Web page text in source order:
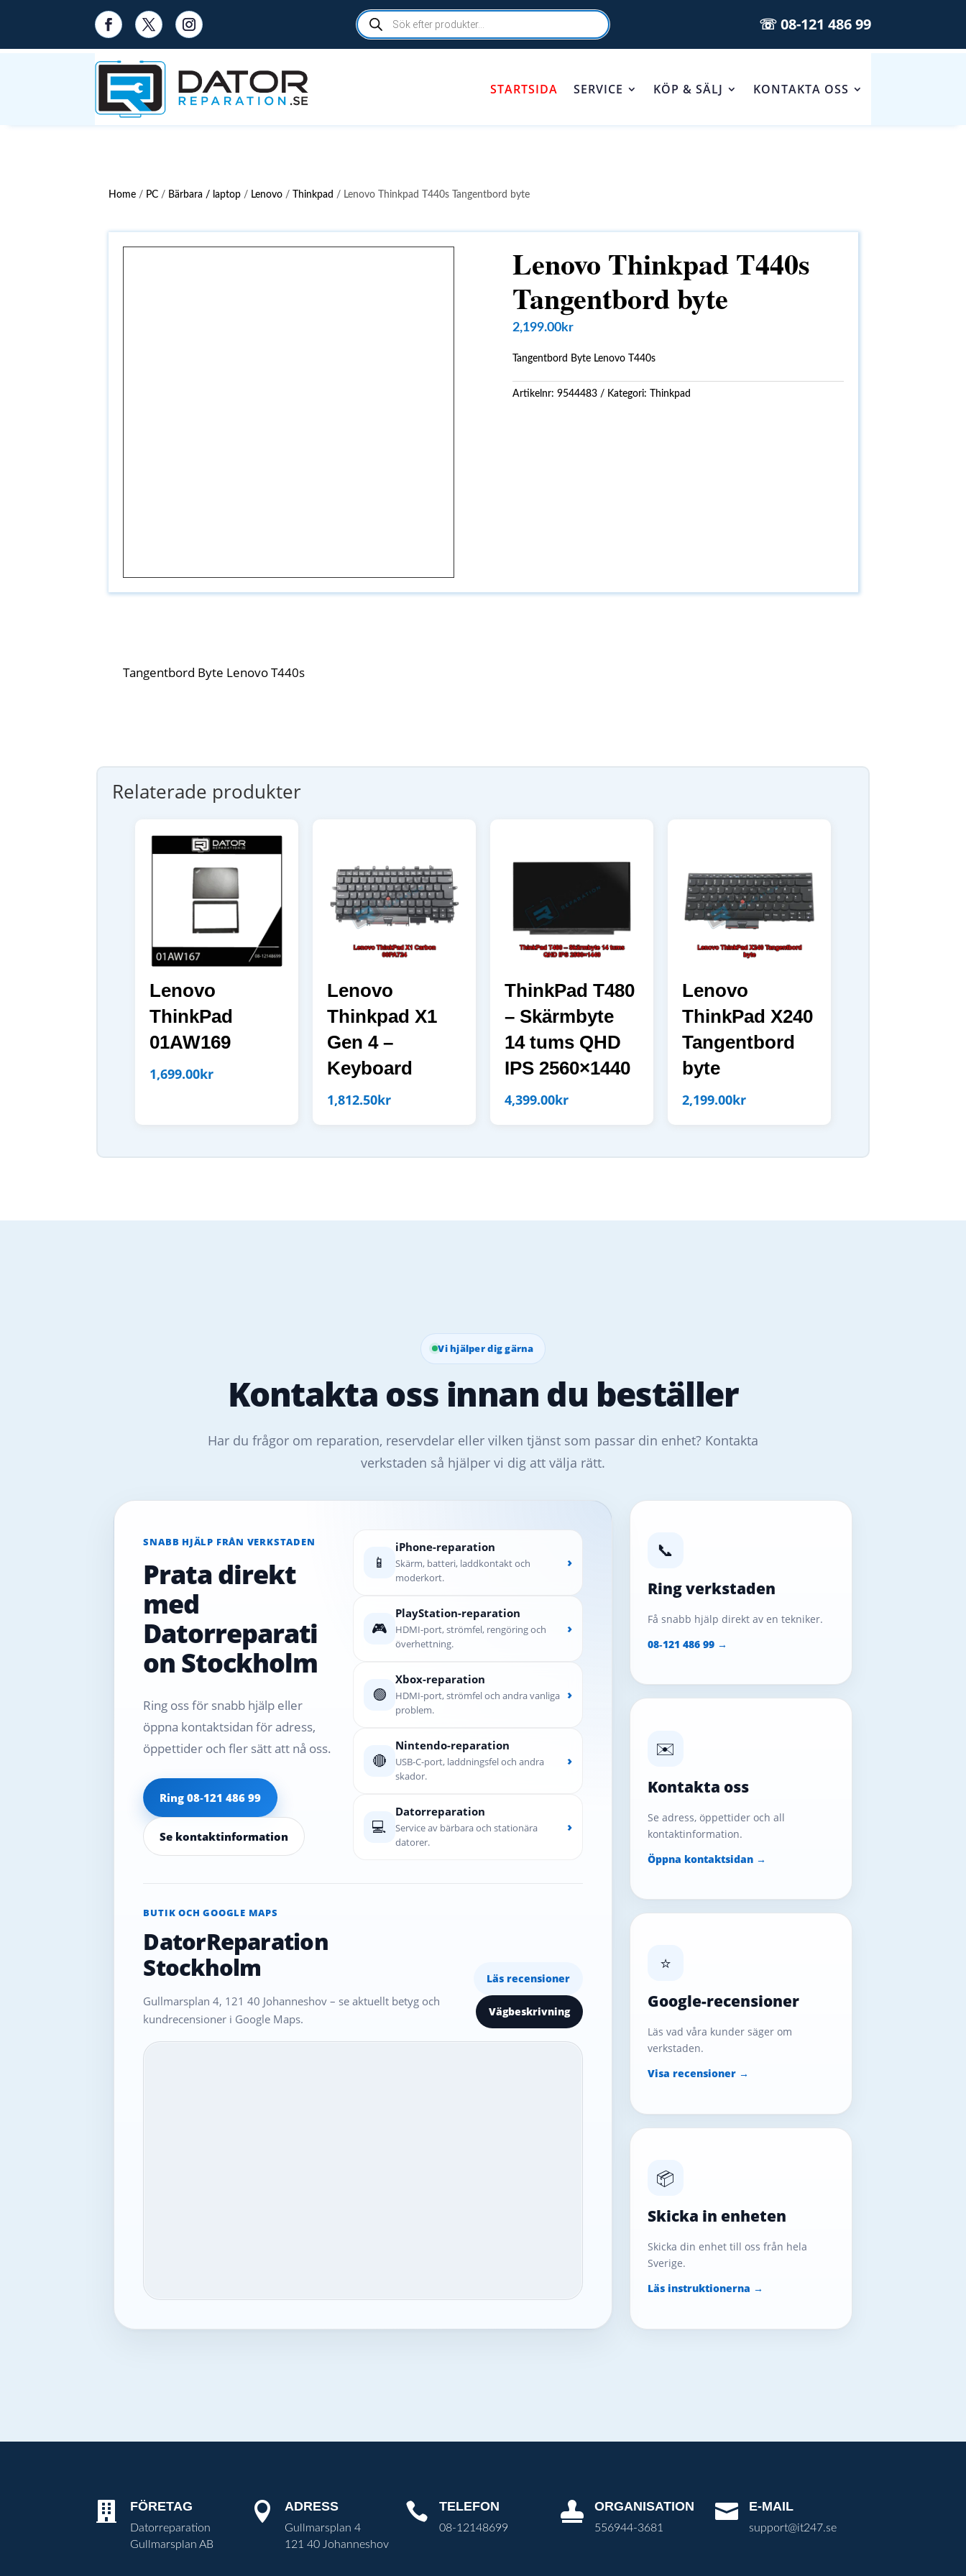
Products
search ☏ 08-121 486 99
STARTSIDA SERVICE KÖP & SÄLJ KONTAKTA OSS
Home / PC / Bärbara / laptop / Lenovo / Thinkpad / Lenovo Thinkpad T440s Tangentbord byte
Lenovo Thinkpad T440s
Tangentbord byte
2,199.00kr
Tangentbord Byte Lenovo T440s
Artikelnr: 9544483 Kategori: Thinkpad
Tangentbord Byte Lenovo T440s
Relaterade produkter
Lenovo
ThinkPad
01AW169
1,699.00kr
Lenovo
Thinkpad X1
Gen 4 –
Keyboard
1,812.50kr
ThinkPad T480
– Skärmbyte
14 tums QHD
IPS 2560×1440
4,399.00kr
Lenovo
ThinkPad X240
Tangentbord
byte
2,199.00kr
Vi hjälper dig gärna
Kontakta oss innan du beställer
Har du frågor om reparation, reservdelar eller vilken tjänst som passar din enhet? Kontakta
verkstaden så hjälper vi dig att välja rätt.
SNABB HJÄLP FRÅN VERKSTADEN
Prata direkt
med
Datorreparati
on Stockholm
Ring oss för snabb hjälp eller
öppna kontaktsidan för adress,
öppettider och fler sätt att nå oss.
Ring 08‑121 486 99
Se kontaktinformation
📱
iPhone-reparation
Skärm, batteri, laddkontakt och
moderkort.
›
🎮
PlayStation-reparation
HDMI-port, strömfel, rengöring och
överhettning.
›
🟢
Xbox-reparation
HDMI-port, strömfel och andra vanliga
problem.
›
🔴
Nintendo-reparation
USB-C-port, laddningsfel och andra
skador.
›
💻
Datorreparation
Service av bärbara och stationära
datorer.
›
BUTIK OCH GOOGLE MAPS
DatorReparation
Stockholm
Gullmarsplan 4, 121 40 Johanneshov – se aktuellt betyg och
kundrecensioner i Google Maps.
Läs recensioner
Vägbeskrivning
📞
Ring verkstaden
Få snabb hjälp direkt av en tekniker.
08‑121 486 99 →
✉️
Kontakta oss
Se adress, öppettider och all
kontaktinformation.
Öppna kontaktsidan →
⭐
Google-recensioner
Läs vad våra kunder säger om
verkstaden.
Visa recensioner →
📦
Skicka in enheten
Skicka din enhet till oss från hela
Sverige.
Läs instruktionerna →
 FÖRETAG
Datorreparation
Gullmarsplan AB
 ADRESS
Gullmarsplan 4
121 40 Johanneshov
 TELEFON
08-12148699
 ORGANISATION
556944-3681
 E-MAIL
support@it247.se